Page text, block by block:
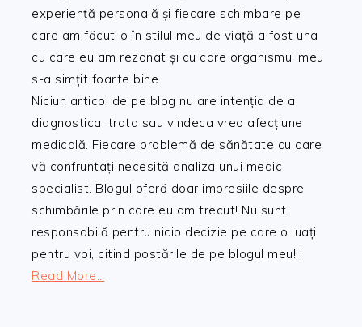
experiență personală și fiecare schimbare pe
care am făcut-o în stilul meu de viață a fost una
cu care eu am rezonat și cu care organismul meu
s-a simțit foarte bine.
Niciun articol de pe blog nu are intenția de a
diagnostica, trata sau vindeca vreo afecțiune
medicală. Fiecare problemă de sănătate cu care
vă confruntați necesită analiza unui medic
specialist. Blogul oferă doar impresiile despre
schimbările prin care eu am trecut! Nu sunt
responsabilă pentru nicio decizie pe care o luați
pentru voi, citind postările de pe blogul meu! !
Read More…